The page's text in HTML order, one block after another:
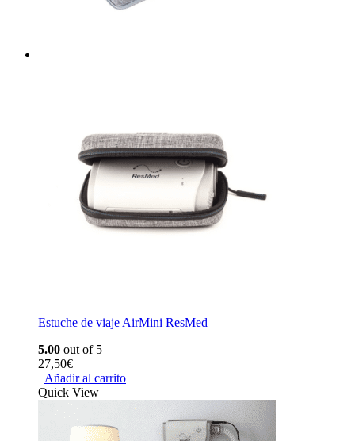
Estuche de viaje AirMini ResMed
5.00 out of 5
27,50€
Añadir al carrito
Quick View